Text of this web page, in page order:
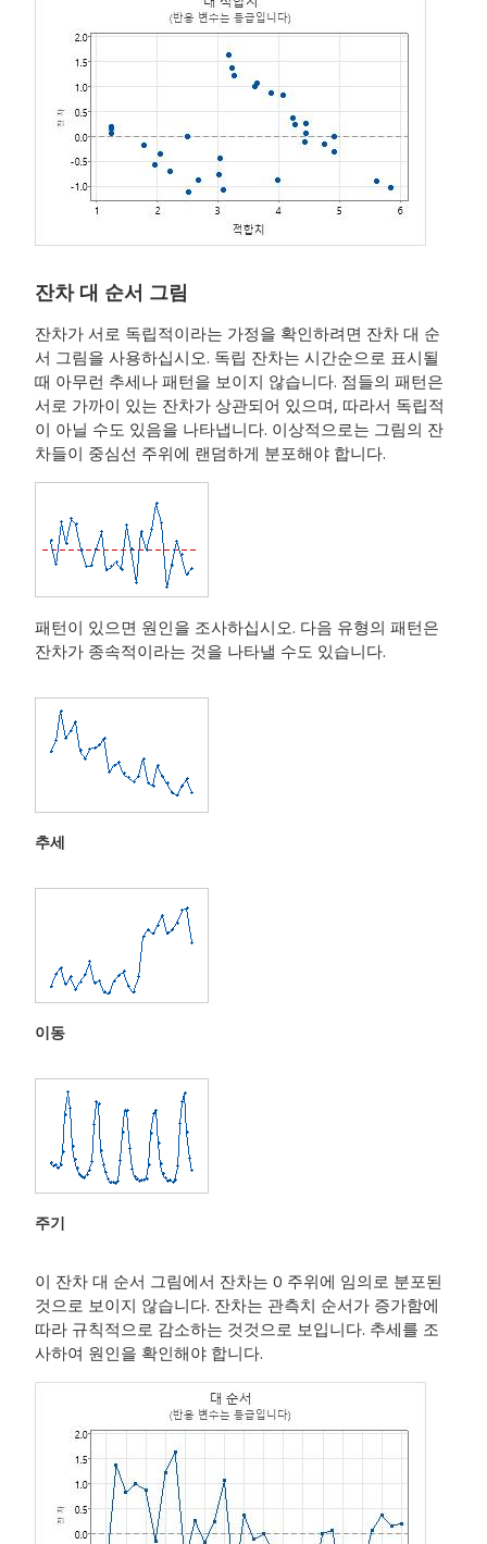
잔차 대 순서 그림
잔차가 서로 독립적이라는 가정을 확인하려면 잔차 대 순
서 그림을 사용하십시오. 독립 잔차는 시간순으로 표시될
때 아무런 추세나 패턴을 보이지 않습니다. 점들의 패턴은
서로 가까이 있는 잔차가 상관되어 있으며, 따라서 독립적
이 아닐 수도 있음을 나타냅니다. 이상적으로는 그림의 잔
차들이 중심선 주위에 랜덤하게 분포해야 합니다.
패턴이 있으면 원인을 조사하십시오. 다음 유형의 패턴은
잔차가 종속적이라는 것을 나타낼 수도 있습니다.
추세
이동
주기
이 잔차 대 순서 그림에서 잔차는 0 주위에 임의로 분포된
것으로 보이지 않습니다. 잔차는 관측치 순서가 증가함에
따라 규칙적으로 감소하는 것것으로 보입니다. 추세를 조
사하여 원인을 확인해야 합니다.